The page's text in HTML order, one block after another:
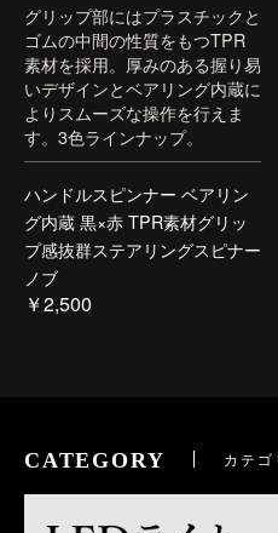
グリップ部にはプラスチックと
ゴムの中間の性質をもつTPR
素材を採用。厚みのある握り易
いデザインとベアリング内蔵に
よりスムーズな操作を行えま
す。3色ラインナップ。
ハンドルスピンナー ベアリン
グ内蔵 黒×赤 TPR素材グリッ
プ感抜群ステアリングスピナー
ノブ
￥2,500
CATEGORY カテゴ